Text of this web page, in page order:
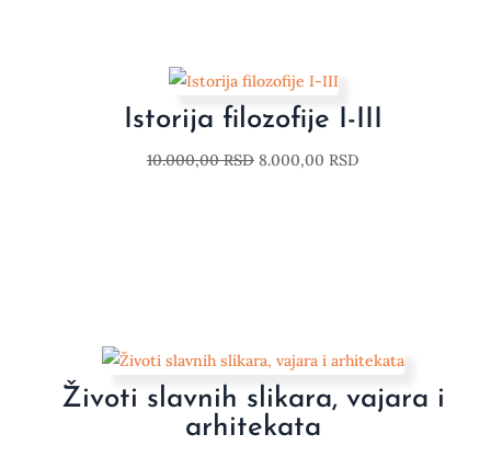
Istorija filozofije I-III
10.000,00RSD 8.000,00 RSD
Životi slavnih slikara, vajara i
arhitekata